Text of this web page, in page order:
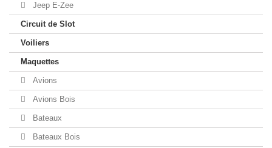
Jeep E-Zee
Circuit de Slot
Voiliers
Maquettes
Avions
Avions Bois
Bateaux
Bateaux Bois